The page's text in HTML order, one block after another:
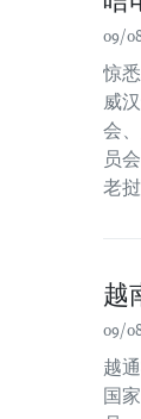
09/
惊
威
会
员
老
越
09/
越
国